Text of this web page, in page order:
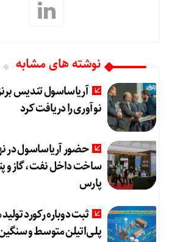
نوشته های مشابه
آریاساسول تندیس
نوآوری را دریافت کرد
حضور آریاساسول در
ساخت داخل نفت، گاز و
پارس
ثبت دوباره رکورد
پلی‌اتیلن متوسط و